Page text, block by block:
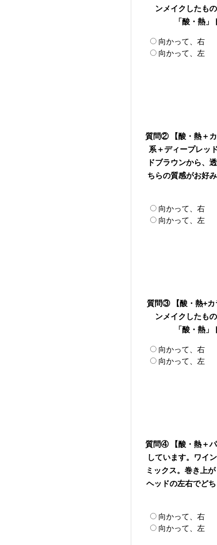
ンメイクしたも
「酸・熱
向かって、右
向かって、左
質問② 【酸・熱＋
系＋ディープレッ
ドブラウンから、
ちらの質感がお好
向かって、右
向かって、左
質問③ 【酸・熱+カ
ンメイクしたも
「酸・熱
向かって、右
向かって、左
質問④ 【酸・熱＋
しています。ワイ
ミックス。巻き上
ヘッドの左右でど
向かって、右
向かって、左